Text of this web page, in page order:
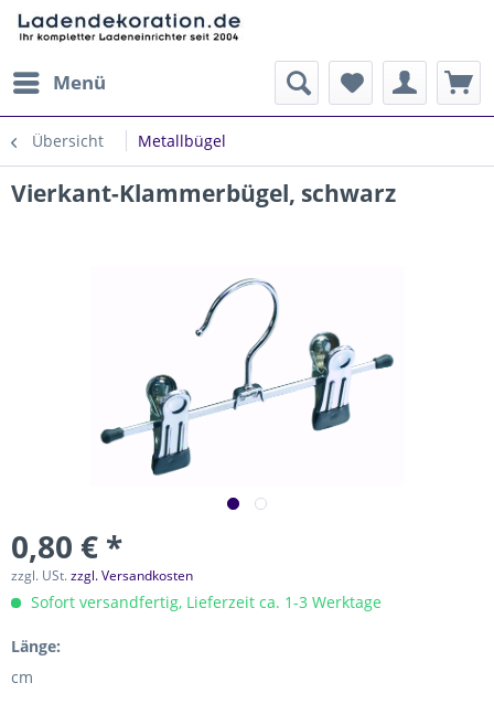
Menü
Übersicht Metallbügel
Vierkant-Klammerbügel, schwarz
0,80 € *
zzgl. USt.zzgl. Versandkosten
Sofort versandfertig, Lieferzeit ca. 1-3 Werktage
Länge:
cm